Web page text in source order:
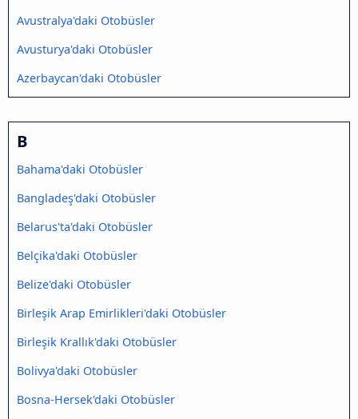
Avustralya'daki Otobüsler
Avusturya'daki Otobüsler
Azerbaycan'daki Otobüsler
B
Bahama'daki Otobüsler
Bangladeş'daki Otobüsler
Belarus'ta'daki Otobüsler
Belçika'daki Otobüsler
Belize'daki Otobüsler
Birleşik Arap Emirlikleri'daki Otobüsler
Birleşik Krallık'daki Otobüsler
Bolivya'daki Otobüsler
Bosna-Hersek'daki Otobüsler